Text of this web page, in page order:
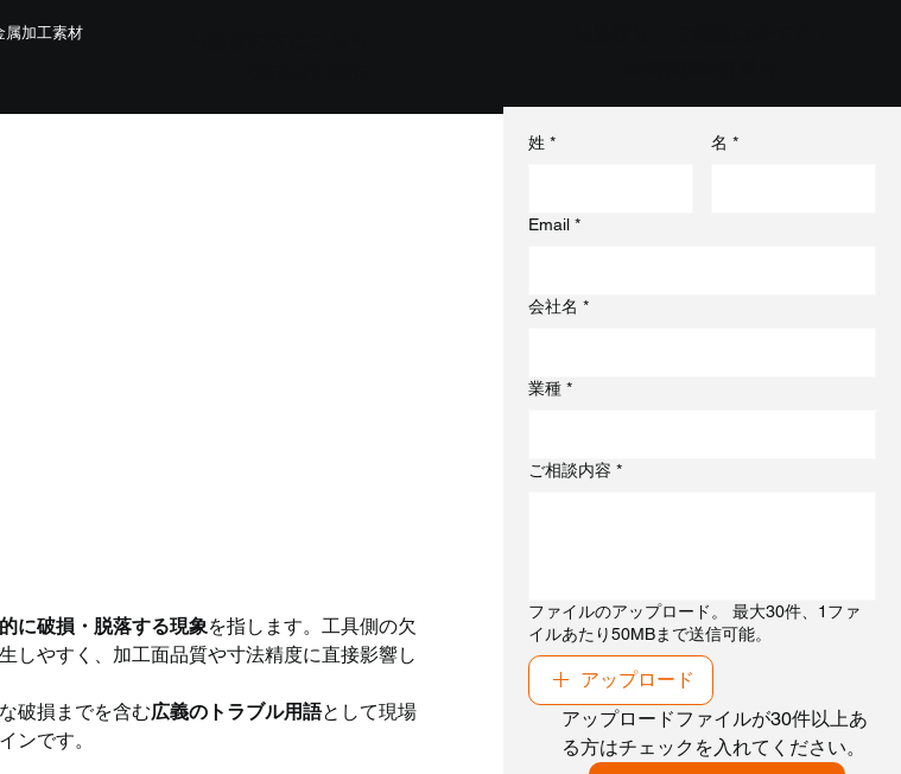
属加工素材
に破損・脱落する現象を指します。工具側の欠
しやすく、加工面品質や寸法精度に直接影響し
破損までを含む広義のトラブル用語として現場
ンです。
姓 * 名 *
Email *
会社名 *
業種 *
ご相談内容 *
ファイルのアップロード。 最大30件、1ファ
イルあたり50MBまで送信可能。
アップロード
アップロードファイルが30件以上あ
る方はチェックを入れてください。